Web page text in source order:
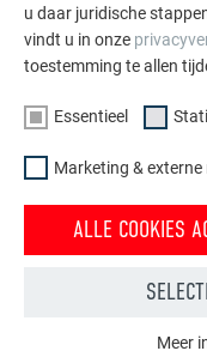
de vervormbaarheid
PREFALZ gekleurd
Wat het ei
aan acht ankerpunten
zekere beweeglijkheid
heeft dus eigenlijk
de uitvoering van dit
het beurs-ei met
vorm dan een
oppervlak anders.
u daar juridische
vindt u in onze
toestemming te allen
Essentieel
Marketing &
ALLE COOKIES
Meer